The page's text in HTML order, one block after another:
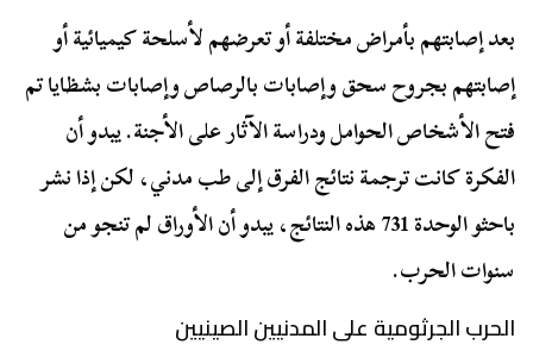
بعد إصابتهم بأمراض مختلفة أو تعرضهم لأسلحة كيميائية أو
إصابتهم بجروح سحق وإصابات بالرصاص وإصابات بشظايا تم
فتح الأشخاص الحوامل ودراسة الآثار على الأجنة. يبدو أن
الفكرة كانت ترجمة نتائج الفرق إلى طب مدني، لكن إذا نشر
باحثو الوحدة 731 هذه النتائج، يبدو أن الأوراق لم تنجو من
سنوات الحرب.
الحرب الجرثومية على المدنيين الصينيين